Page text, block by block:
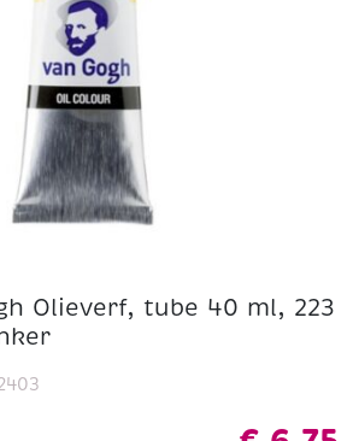
Olieverf, tube 40 ml, 223